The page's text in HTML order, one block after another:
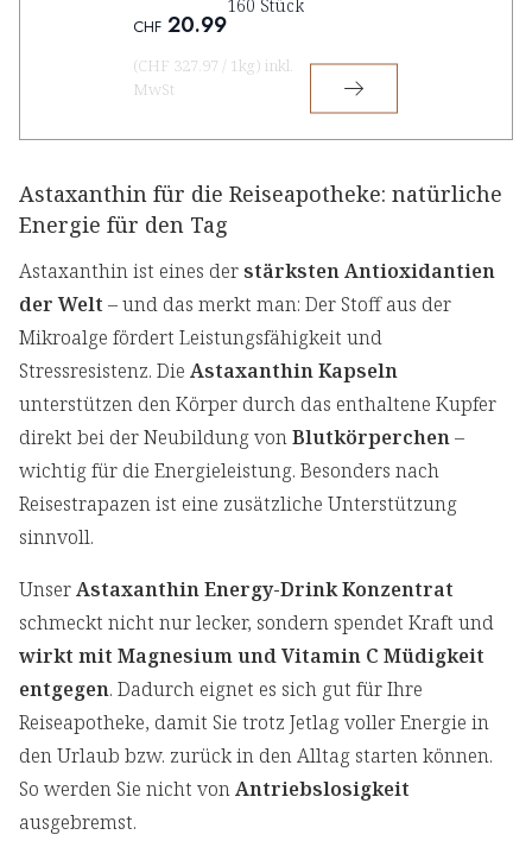
160 Stück
CHF 20.99
(CHF 327.97 / 1kg) inkl.
MwSt
Astaxanthin für die Reiseapotheke: natürliche
Energie für den Tag
Astaxanthin ist eines derstärksten Antioxidantien
der Welt – und das merkt man: Der Stoff aus der
Mikroalge fördert Leistungsfähigkeit und
Stressresistenz. Die Astaxanthin Kapseln
unterstützen den Körper durch das enthaltene Kupfer
direkt bei der Neubildung vonBlutkörperchen–
wichtig für die Energieleistung. Besonders nach
Reisestrapazen ist eine zusätzliche Unterstützung
sinnvoll.
UnserAstaxanthin Energy-Drink Konzentrat
schmeckt nicht nur lecker, sondern spendet Kraft und
wirkt mit Magnesium und Vitamin C Müdigkeit
entgegen. Dadurch eignet es sich gut für Ihre
Reiseapotheke, damit Sie trotz Jetlag voller Energie in
den Urlaub bzw. zurück in den Alltag starten können.
So werden Sie nicht vonAntriebslosigkeit
ausgebremst.